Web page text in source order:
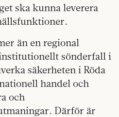
ska kunna leverera
än en regional
sönderfall i
säkerheten i Röda
handel och
och
Därför är